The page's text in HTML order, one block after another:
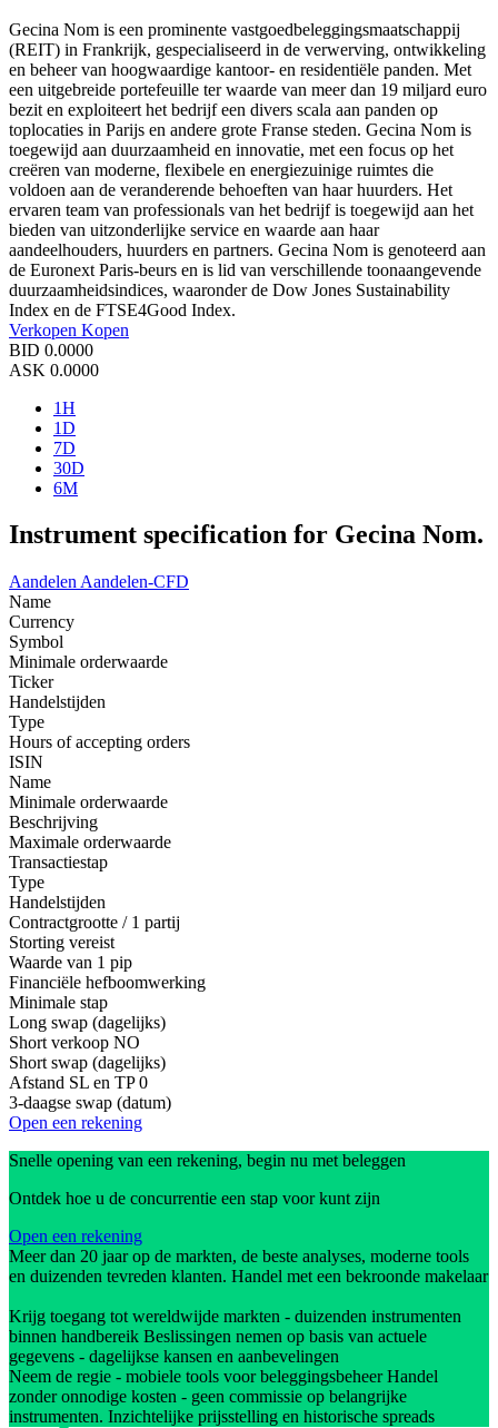
Gecina Nom is een prominente vastgoedbeleggingsmaatschappij
(REIT) in Frankrijk, gespecialiseerd in de verwerving, ontwikkeling
en beheer van hoogwaardige kantoor- en residentiële panden. Met
een uitgebreide portefeuille ter waarde van meer dan 19 miljard euro
bezit en exploiteert het bedrijf een divers scala aan panden op
toplocaties in Parijs en andere grote Franse steden. Gecina Nom is
toegewijd aan duurzaamheid en innovatie, met een focus op het
creëren van moderne, flexibele en energiezuinige ruimtes die
voldoen aan de veranderende behoeften van haar huurders. Het
ervaren team van professionals van het bedrijf is toegewijd aan het
bieden van uitzonderlijke service en waarde aan haar
aandeelhouders, huurders en partners. Gecina Nom is genoteerd aan
de Euronext Paris-beurs en is lid van verschillende toonaangevende
duurzaamheidsindices, waaronder de Dow Jones Sustainability
Index en de FTSE4Good Index.
Verkopen Kopen
BID 0.0000
ASK 0.0000
1H
1D
7D
30D
6M
Instrument specification for Gecina Nom.
Aandelen Aandelen-CFD
Name
Currency
Symbol
Minimale orderwaarde
Ticker
Handelstijden
Type
Hours of accepting orders
ISIN
Name
Minimale orderwaarde
Beschrijving
Maximale orderwaarde
Transactiestap
Type
Handelstijden
Contractgrootte / 1 partij
Storting vereist
Waarde van 1 pip
Financiële hefboomwerking
Minimale stap
Long swap (dagelijks)
Short verkoop NO
Short swap (dagelijks)
Afstand SL en TP 0
3-daagse swap (datum)
Open een rekening
Snelle opening van een rekening, begin nu met beleggen
Ontdek hoe u de concurrentie een stap voor kunt zijn
Open een rekening
Meer dan 20 jaar op de markten, de beste analyses, moderne tools
en duizenden tevreden klanten. Handel met een bekroonde makelaar
Krijg toegang tot wereldwijde markten - duizenden instrumenten
binnen handbereik Beslissingen nemen op basis van actuele
gegevens - dagelijkse kansen en aanbevelingen
Neem de regie - mobiele tools voor beleggingsbeheer Handel
zonder onnodige kosten - geen commissie op belangrijke
instrumenten. Inzichtelijke prijsstelling en historische spreads